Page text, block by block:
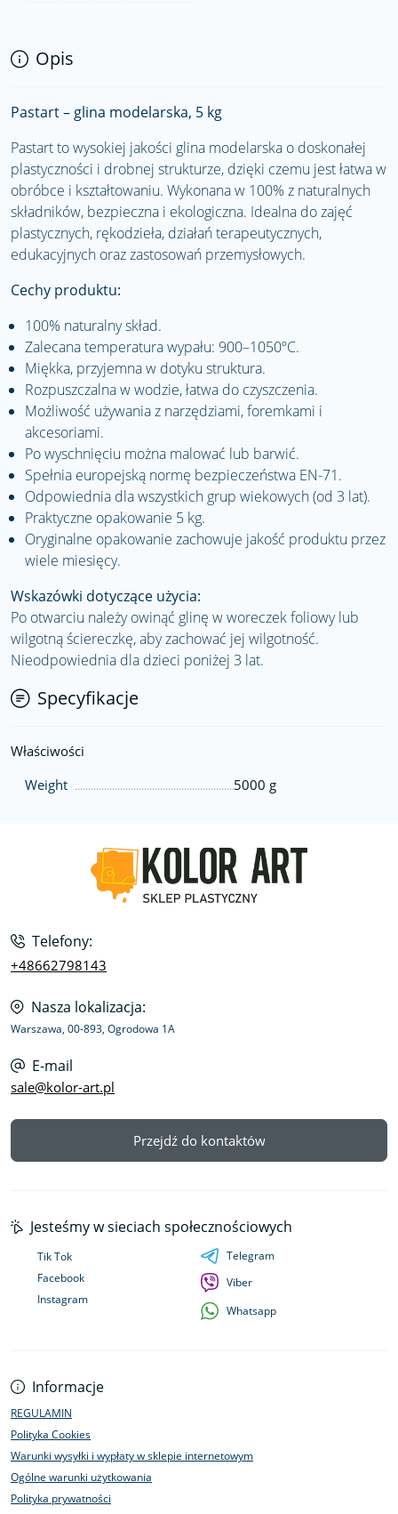
Opis
Pastart – glina modelarska, 5 kg
Pastart to wysokiej jakości glina modelarska o doskonałej
plastyczności i drobnej strukturze, dzięki czemu jest łatwa w
obróbce i kształtowaniu. Wykonana w 100% z naturalnych
składników, bezpieczna i ekologiczna. Idealna do zajęć
plastycznych, rękodzieła, działań terapeutycznych,
edukacyjnych oraz zastosowań przemysłowych.
Cechy produktu:
100% naturalny skład.
Zalecana temperatura wypału: 900–1050ºC.
Miękka, przyjemna w dotyku struktura.
Rozpuszczalna w wodzie, łatwa do czyszczenia.
Możliwość używania z narzędziami, foremkami i
akcesoriami.
Po wyschnięciu można malować lub barwić.
Spełnia europejską normę bezpieczeństwa EN-71.
Odpowiednia dla wszystkich grup wiekowych (od 3 lat).
Praktyczne opakowanie 5 kg.
Oryginalne opakowanie zachowuje jakość produktu przez
wiele miesięcy.
Wskazówki dotyczące użycia:
Po otwarciu należy owinąć glinę w woreczek foliowy lub
wilgotną ściereczkę, aby zachować jej wilgotność.
Nieodpowiednia dla dzieci poniżej 3 lat.
Specyfikacje
Właściwości
Weight
5000 g
Telefony:
+48662798143
Nasza lokalizacja:
Warszawa, 00-893, Ogrodowa 1A
E-mail
sale@kolor-art.pl
Przejdź do kontaktów
Informacje
REGULAMIN
Polityka Cookies
Warunki wysyłki i wypłaty w sklepie internetowym
Ogólne warunki użytkowania
Polityka prywatności
Jesteśmy w sieciach społecznościowych
Tik Tok
Facebook
Instagram
Telegram
Viber
Whatsapp